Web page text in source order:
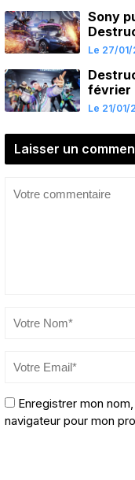
Sony
Le 27/01/
février
Le 21/01/
Laisser un
Enregistrer mon
navigateur pour mon